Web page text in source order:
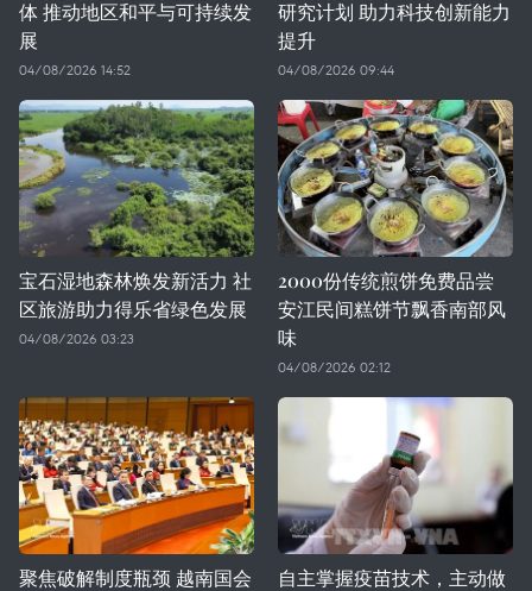
体 推动地区和平与可持续发
展
04/08/2026 14:52
研究计划 助力科技创新能力
提升
04/08/2026 09:44
宝石湿地森林焕发新活力 社
区旅游助力得乐省绿色发展
04/08/2026 03:23
2000份传统煎饼免费品尝
安江民间糕饼节飘香南部风
味
04/08/2026 02:12
聚焦破解制度瓶颈 越南国会
自主掌握疫苗技术，主动做